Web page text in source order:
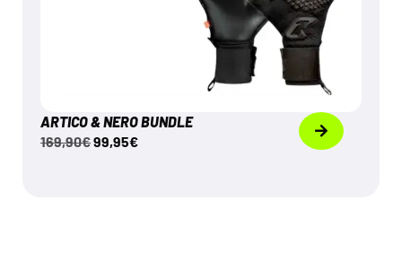
ARTICO & NERO BUNDLE
169,90€99,95€